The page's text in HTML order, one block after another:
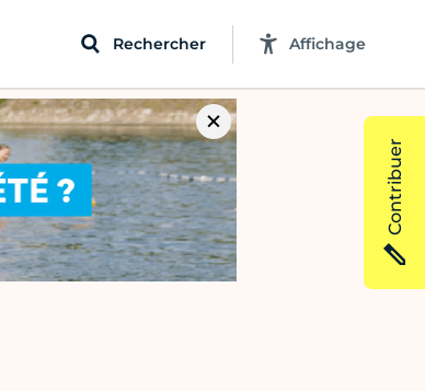
Rechercher Affichage
Contribuer